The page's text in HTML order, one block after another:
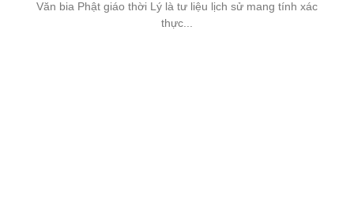
Văn bia Phật giáo thời Lý là tư liệu lịch sử mang tính xác
thực...